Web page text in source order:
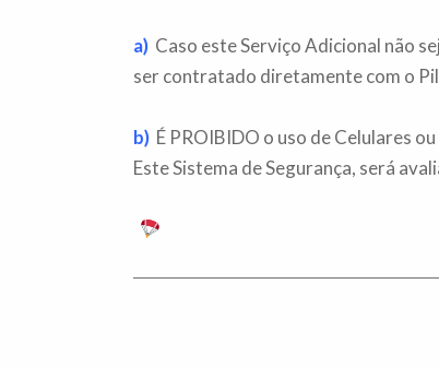
a) Caso este Serviço Adicional não
ser contratado diretamente com o
b) É PROIBIDO o uso de Celulares
Este Sistema de Segurança, será